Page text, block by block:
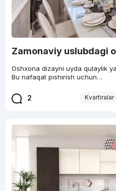
Zamonaviy uslubdagi
Oshxona dizayni uyda qulaylik
Bu nafaqat pishirish uchun…
2 Kvartiralar